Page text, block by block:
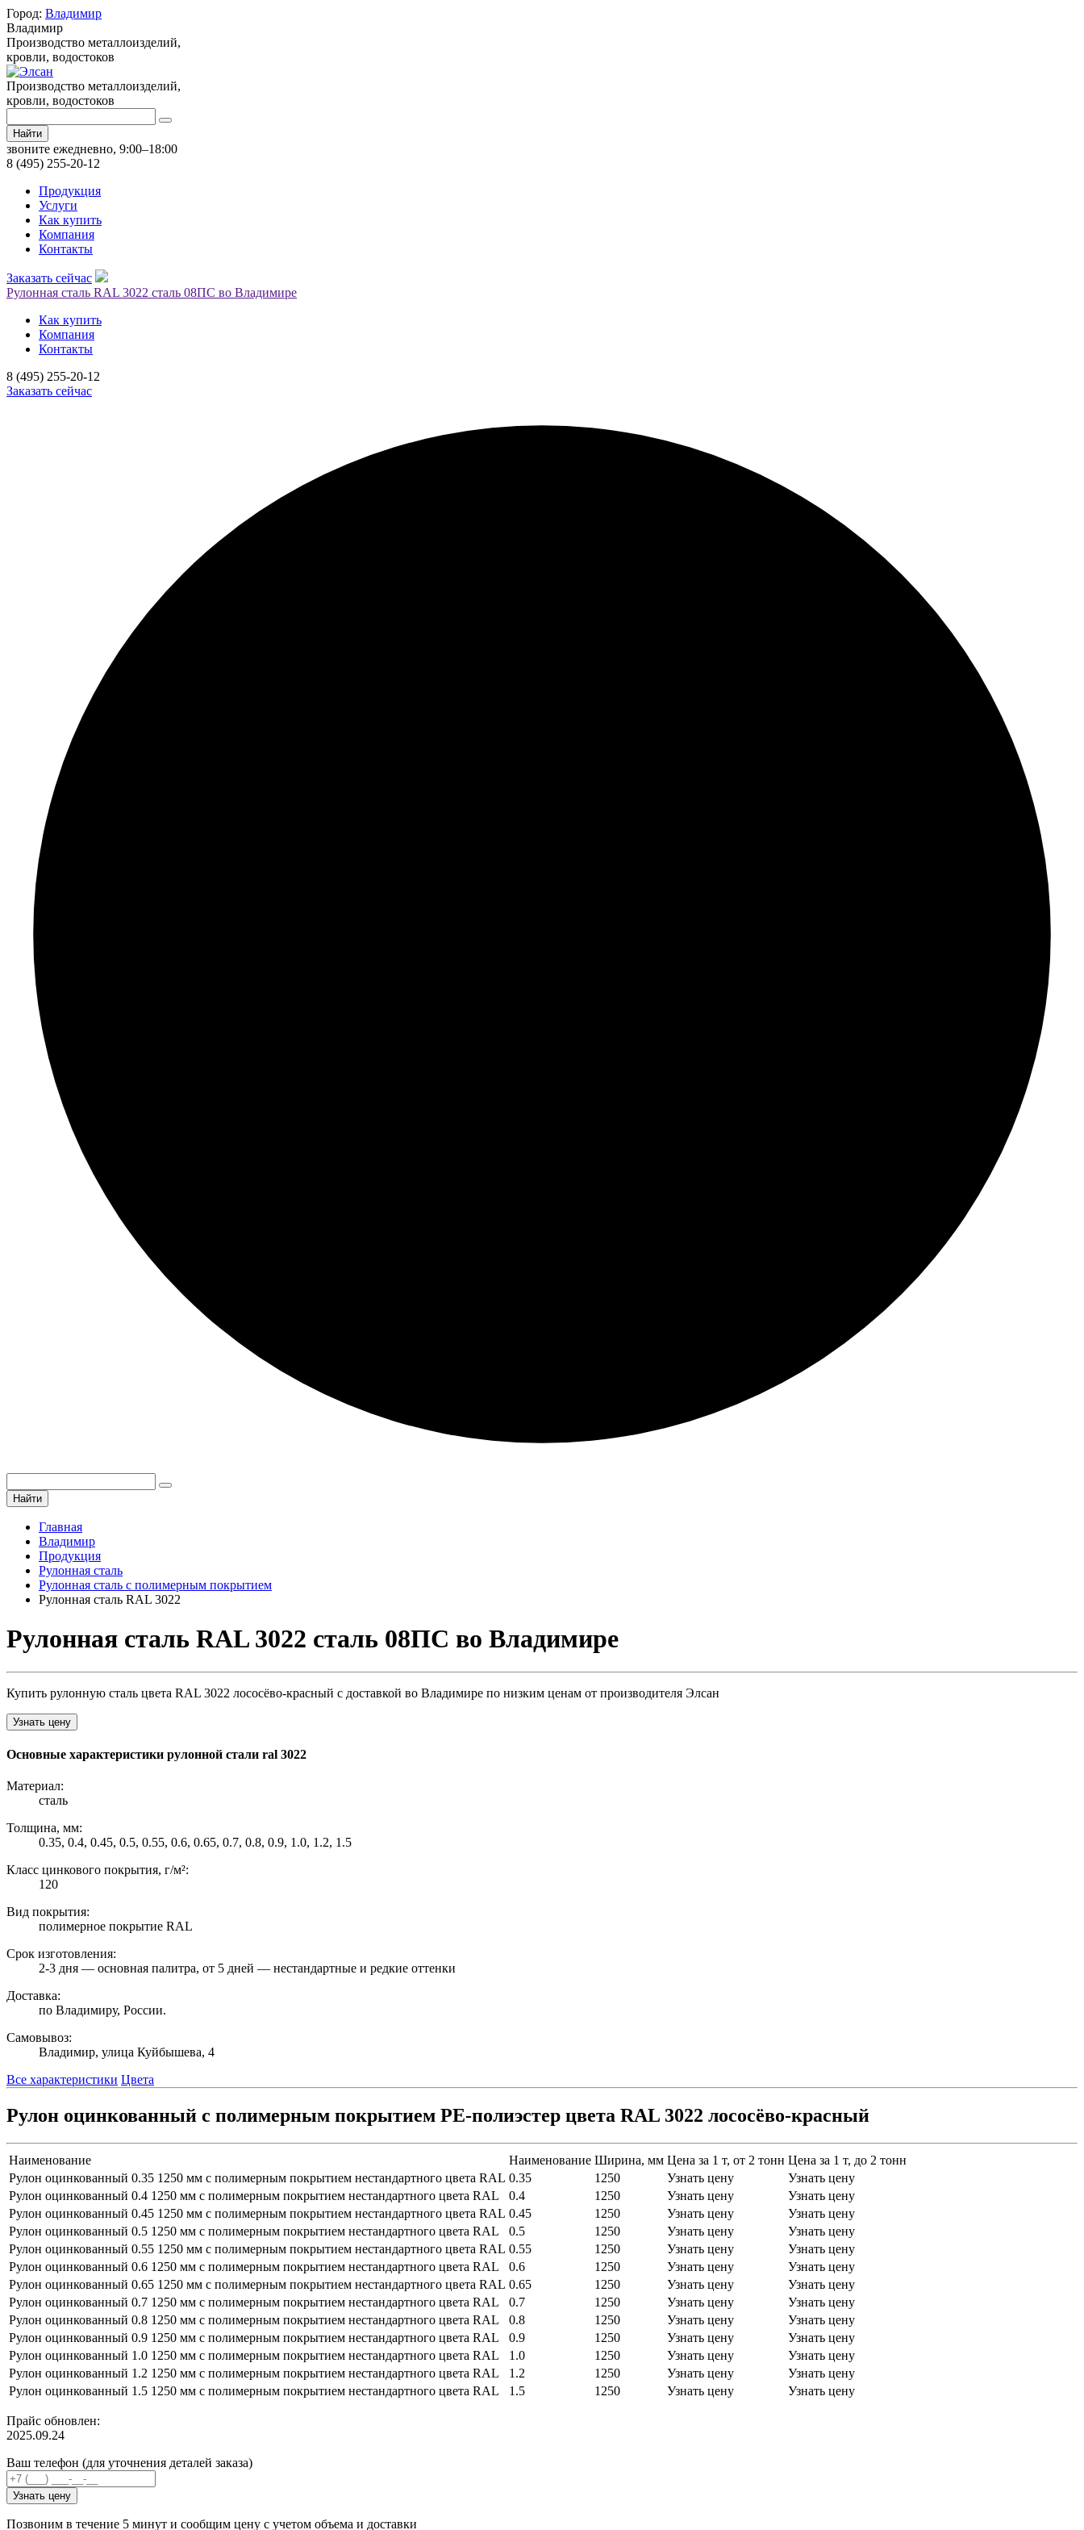
Город: Владимир
Владимир
Производство металлоизделий,
кровли, водостоков
Производство металлоизделий,
кровли, водостоков
Найти
звоните ежедневно, 9:00–18:00
8 (495) 255-20-12
Продукция
Услуги
Как купить
Компания
Контакты
Заказать сейчас
Рулонная сталь RAL 3022 сталь 08ПС во Владимире
Как купить
Компания
Контакты
8 (495) 255-20-12
Заказать сейчас
Найти
Главная
Владимир
Продукция
Рулонная сталь
Рулонная сталь с полимерным покрытием
Рулонная сталь RAL 3022
Рулонная сталь RAL 3022 сталь 08ПС во Владимире
Купить рулонную сталь цвета RAL 3022 лососёво-красный с доставкой во Владимире по низким ценам от производителя Элсан
Узнать цену
Основные характеристики рулонной стали ral 3022
Материал:
сталь
Толщина, мм:
0.35, 0.4, 0.45, 0.5, 0.55, 0.6, 0.65, 0.7, 0.8, 0.9, 1.0, 1.2, 1.5
Класс цинкового покрытия, г/м²:
120
Вид покрытия:
полимерное покрытие RAL
Срок изготовления:
2-3 дня — основная палитра, от 5 дней — нестандартные и редкие оттенки
Доставка:
по Владимиру, России.
Самовывоз:
Владимир, улица Куйбышева, 4
Все характеристики Цвета
Рулон оцинкованный с полимерным покрытием PE-полиэстер цвета RAL 3022 лососёво-красный
Наименование Наименование Ширина, мм Цена за 1 т, от 2 тонн Цена за 1 т, до 2 тонн
Рулон оцинкованный 0.35 1250 мм с полимерным покрытием нестандартного цвета RAL 0.35 1250 Узнать цену
Узнать цену
Рулон оцинкованный 0.4 1250 мм с полимерным покрытием нестандартного цвета RAL
0.4 1250 Узнать цену
Узнать цену
Рулон оцинкованный 0.45 1250 мм с полимерным покрытием нестандартного цвета RAL 0.45 1250 Узнать цену
Узнать цену
Рулон оцинкованный 0.5 1250 мм с полимерным покрытием нестандартного цвета RAL
0.5 1250 Узнать цену
Узнать цену
Рулон оцинкованный 0.55 1250 мм с полимерным покрытием нестандартного цвета RAL 0.55 1250 Узнать цену
Узнать цену
Рулон оцинкованный 0.6 1250 мм с полимерным покрытием нестандартного цвета RAL
0.6 1250 Узнать цену
Узнать цену
Рулон оцинкованный 0.65 1250 мм с полимерным покрытием нестандартного цвета RAL 0.65 1250 Узнать цену
Узнать цену
Рулон оцинкованный 0.7 1250 мм с полимерным покрытием нестандартного цвета RAL
0.7 1250 Узнать цену
Узнать цену
Рулон оцинкованный 0.8 1250 мм с полимерным покрытием нестандартного цвета RAL
0.8 1250 Узнать цену
Узнать цену
Рулон оцинкованный 0.9 1250 мм с полимерным покрытием нестандартного цвета RAL
0.9 1250 Узнать цену
Узнать цену
Рулон оцинкованный 1.0 1250 мм с полимерным покрытием нестандартного цвета RAL
1.0 1250 Узнать цену
Узнать цену
Рулон оцинкованный 1.2 1250 мм с полимерным покрытием нестандартного цвета RAL
1.2 1250 Узнать цену
Узнать цену
Рулон оцинкованный 1.5 1250 мм с полимерным покрытием нестандартного цвета RAL
1.5 1250 Узнать цену Узнать цену
Прайс обновлен:
2025.09.24
Ваш телефон (для уточнения деталей заказа)
Узнать цену
Позвоним в течение 5 минут и сообщим цену с учетом объема и доставки